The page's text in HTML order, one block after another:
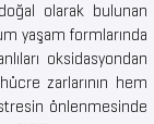
olarak bulunan
yaşam formlarında
oksidasyondan
zarlarının hem
önlenmesinde